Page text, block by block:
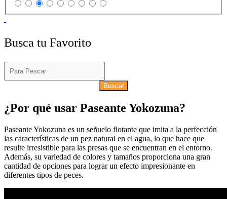
Busca tu Favorito
Buscar
¿Por qué usar Paseante Yokozuna?
Paseante Yokozuna es un señuelo flotante que imita a la perfección
las características de un pez natural en el agua, lo que hace que
resulte irresistible para las presas que se encuentran en el entorno.
Además, su variedad de colores y tamaños proporciona una gran
cantidad de opciones para lograr un efecto impresionante en
diferentes tipos de peces.